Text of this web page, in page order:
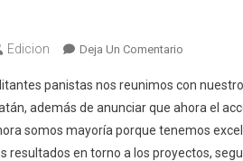
Edicion Deja Un Comentario
Militantes
Panistas
Se
Reúnen
panistas nos reunimos con
además de anunciar que ahora el
somos mayoría porque tenemos
resultados en torno a los proyectos,